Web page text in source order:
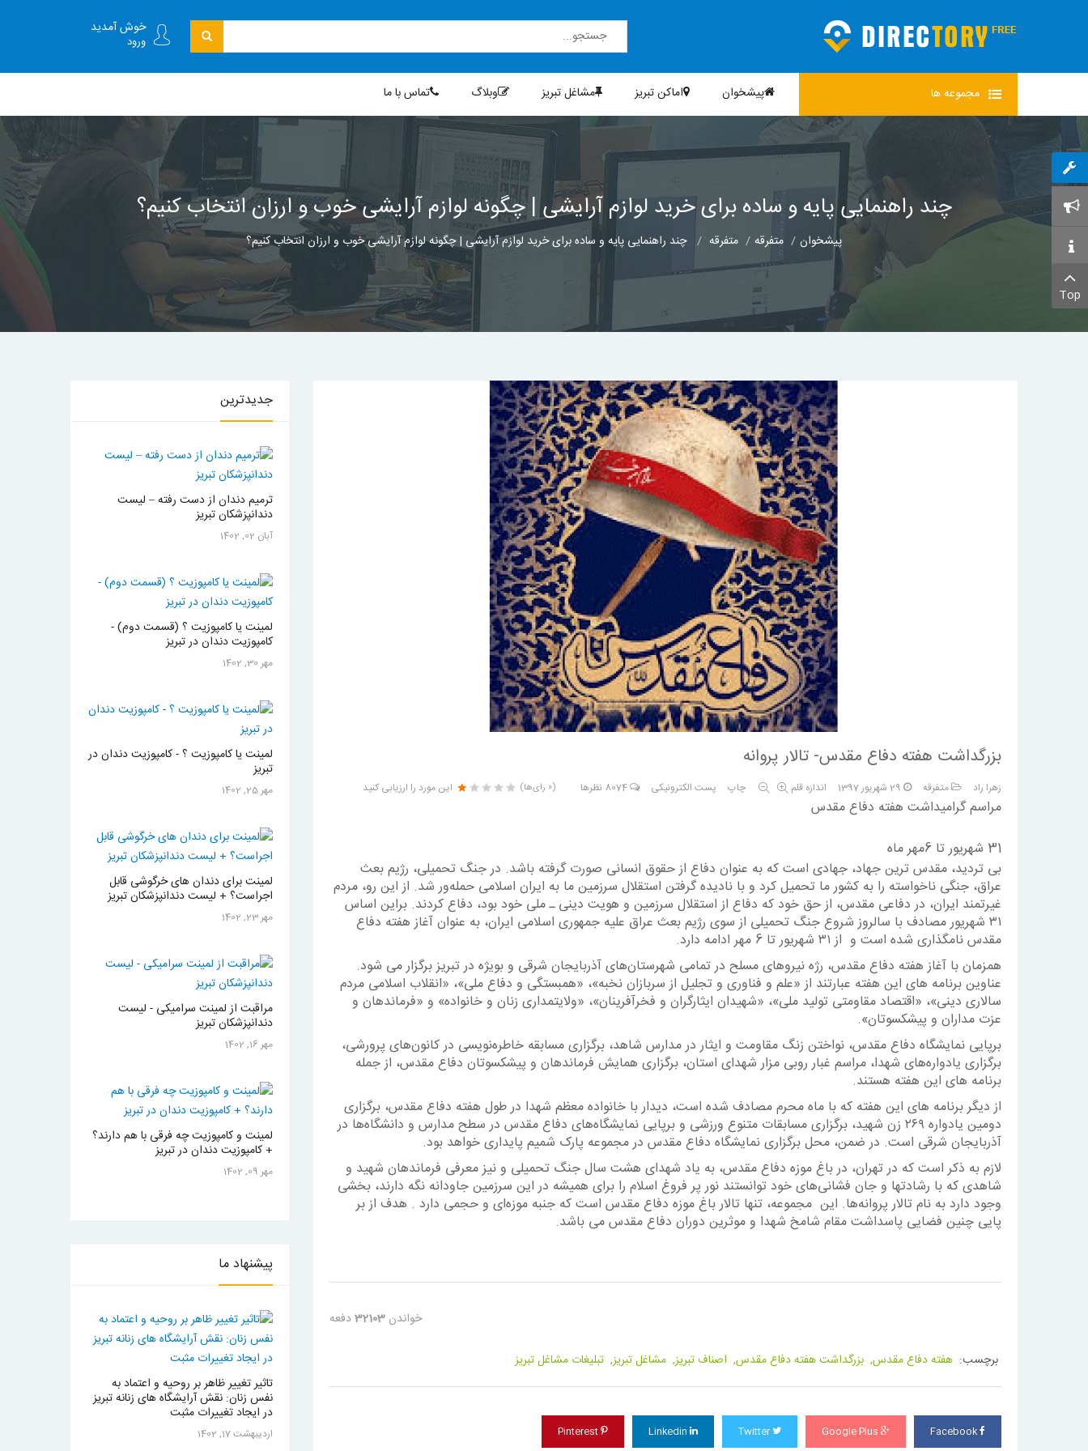
خوش آمدید
ورود
مجموعهها پیشخوان اماکن تبریز مشاغل تبریز وبلاگ تماس با ما
چند راهنمایی پایه و ساده برای خرید لوازم آرایشی | چگونه لوازم آرایشی خوب و ارزان انتخاب کنیم؟
پیشخوان متفرقه متفرقه چند راهنمایی پایه و ساده برای خرید لوازم آرایشی | چگونه لوازم آرایشی خوب و ارزان انتخاب کنیم؟
بزرگداشت هفته دفاع مقدس- تالار پروانه
زهرا راد متفرقه اندازه قلم چاپ پست الکترونیکی 8074 نظرها این مورد را ارزیابی کنید 1234 5 (0 رای‌ها)
مراسم گرامیداشت هفته دفاع مقدس
31 شهریور تا 6مهر ماه
بی تردید، مقدس ترین جهاد، جهادی است که به عنوان دفاع از حقوق انسانی صورت گرفته باشد. در جنگ تحمیلی، رژیم بعث
عراق، جنگی ناخواسته را به کشور ما تحمیل کرد و با نادیده گرفتن استقلال سرزمین ما به ایران اسلامی حمله‌ور شد. از این رو، مردم
غیرتمند ایران، در دفاعی مقدس، از حق خود که دفاع از استقلال سرزمین و هویت دینی ـ ملی خود بود، دفاع کردند. براین اساس
۳۱ شهریور مصادف با سالروز شروع جنگ تحمیلی از سوی رژیم بعث عراق علیه جمهوری اسلامی ایران، به عنوان آغاز هفته دفاع
مقدس نامگذاری شده است و از ۳۱ شهریور تا 6 مهر ادامه دارد.
همزمان با آغاز هفته دفاع مقدس، رژه نیروهای مسلح در تمامی شهرستان‌های آذربایجان شرقی و بویژه در تبریز برگزار می شود.
عناوین برنامه های این هفته عبارتند از «علم و فناوری و تجلیل از سربازان نخبه»، «همبستگی و دفاع ملی»، «انقلاب اسلامی مردم
سالاری دینی»، «اقتصاد مقاومتی تولید ملی»، «شهیدان ایثارگران و فخرآفرینان»، «ولایتمداری زنان و خانواده» و «فرماندهان و
عزت مداران و پیشکسوتان».
برپایی نمایشگاه دفاع مقدس، نواختن زنگ مقاومت و ایثار در مدارس شاهد، برگزاری مسابقه خاطره‌نویسی در کانون‌های پرورشی،
برگزاری یادواره‌های شهدا، مراسم غبار روبی مزار شهدای استان، برگزاری همایش فرماندهان و پیشکسوتان دفاع مقدس، از جمله
برنامه های این هفته هستند.
از دیگر برنامه های این هفته که با ماه محرم مصادف شده است، دیدار با خانواده معظم شهدا در طول هفته دفاع مقدس، برگزاری
دومین یادواره ۲۶۹ زن شهید، برگزاری مسابقات متنوع ورزشی و برپایی نمایشگاه‌های دفاع مقدس در سطح مدارس و دانشگاه‌ها در
آذربایجان شرقی است. در ضمن، محل برگزاری نمایشگاه دفاع مقدس در مجموعه پارک شمیم پایداری خواهد بود.
لازم به ذکر است که در تهران، در باغ موزه‌ دفاع مقدس، به یاد شهدای هشت سال جنگ تحمیلی و نیز معرفی فرماندهان شهید و
شاهدی که با رشادتها و جان فشانی‌های خود توانستند نور پر فروغ اسلام را برای همیشه در این سرزمین جاودانه نگه دارند، بخشی
وجود دارد به نام تالار پروانه‌ها. این مجموعه، تنها تالار باغ موزه دفاع مقدس است که جنبه موزه‌ای و حجمی دارد . هدف از بر
پایی چنین فضایی پاسداشت مقام شامخ شهدا و موثرین دوران دفاع مقدس می باشد.
خواندن 32103 دفعه
برچسب: هفته دفاع مقدس, بزرگداشت هفته دفاع مقدس, اصناف تبریز, مشاغل تبریز, تبلیغات مشاغل تبریز
جدیدترین
ترمیم دندان از دست رفته – لیست
دندانپزشکان تبریز
آبان 02, 1402
لمینت یا کامپوزیت ؟ (قسمت دوم) -
کامپوزیت دندان در تبریز
مهر 30, 1402
لمینت یا کامپوزیت ؟ - کامپوزیت دندان در
تبریز
مهر 25, 1402
لمینت برای دندان های خرگوشی قابل
اجراست؟ + لیست دندانپزشکان تبریز
مهر 23, 1402
مراقبت از لمینت سرامیکی - لیست
دندانپزشکان تبریز
مهر 16, 1402
لمینت و کامپوزیت چه فرقی با هم دارند؟
+ کامپوزیت دندان در تبریز
مهر 09, 1402
پیشنهادما
تاثیر تغییر ظاهر بر روحیه و اعتماد به
نفس زنان: نقش آرایشگاه های زنانه تبریز
در ایجاد تغییرات مثبت
ارديبهشت 17, 1402
Top